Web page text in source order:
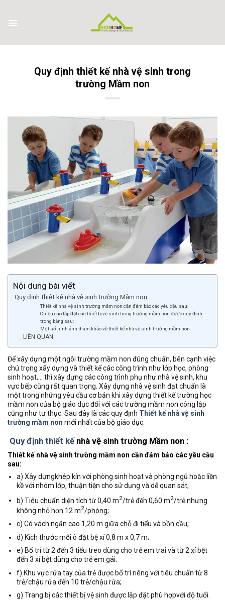
content
Quy định thiết kế nhà vệ sinh trong
trường Mầm non
Nội dung bài viết
Quy định thiết kế nhà vệ sinh trường Mầm non :
Thiết kế nhà vệ sinh trường mầm non cần đảm bảo các yêu cầu sau:
Chiều cao lắp đặt các thiết bị vệ sinh trong trường mầm non được quy định
trong bảng sau:
Một số hình ảnh tham khảo về thiết kế nhà vệ sinh trường mầm non:
LIÊN QUAN
Để xây dựng một ngôi trường mầm non đúng chuẩn, bên cạnh việc
chú trọng xây dựng và thiết kế các công trình như lớp học, phòng
sinh hoạt,… thì xây dựng các công trình phụ như nhà vệ sinh, khu
vực bếp cũng rất quan trọng. Xây dựng nhà vệ sinh đạt chuẩn là
một trong những yêu cầu cơ bản khi xây dựng thiết kế trường học
mầm non của bộ giáo dục đối với các trường mầm non công lập
cũng như tư thục. Sau đây là các quy định Thiết kế nhà vệ sinh
trường mầm non mới nhất của bộ giáo dục.
Quy định thiết kếnhà vệ sinh trường Mầm non :
Thiết kế nhà vệ sinh trường mầm non cần đảm bảo các yêu cầu
sau:
a) Xây dựngkhép kín với phòng sinh hoạt và phòng ngủ hoặc liền
kề với nhóm lớp, thuận tiện cho sử dụng và dễ quan sát;
b) Tiêu chuẩn diện tích từ 0,40 m2/trẻ đến 0,60 m2/trẻ nhưng
không nhỏ hơn 12 m2/phòng;
c) Có vách ngăn cao 1,20 m giữa chỗ đi tiểu và bồn cầu;
d) Kích thước mỗi ô đặt bệ xí 0,8 m x 0,7 m;
e) Bố trí từ 2 đến 3 tiểu treo dùng cho trẻ em trai và từ 2 xí bệt
đến 3 xí bệt dùng cho trẻ em gái;
f) Khu vực rửa tay của trẻ được bố trí riêng với tiêu chuẩn từ 8
trẻ/chậu rửa đến 10 trẻ/chậu rửa;
g) Trang bị các thiết bị vệ sinh được lắp đặt phù hợpvới độ tuổi.